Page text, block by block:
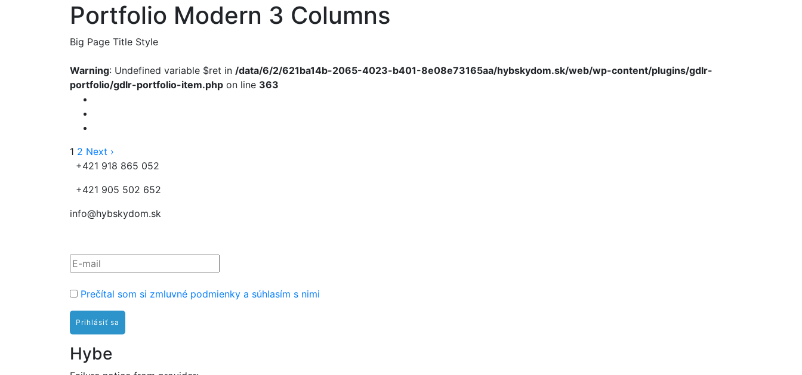
Portfolio Modern 3 Columns
Big Page Title Style
Warning: Undefined variable $ret in /data/6/2/621ba14b-2065-4023-b401-8e08e73165aa/hybskydom.sk/web/wp-content/plugins/gdlr-
portfolio/gdlr-portfolio-item.php on line 363
1 2 Next ›
+421 918 865 052
+421 905 502 652
info@hybskydom.sk
Prečítal som si zmluvné podmienky a súhlasím s nimi
Hybe